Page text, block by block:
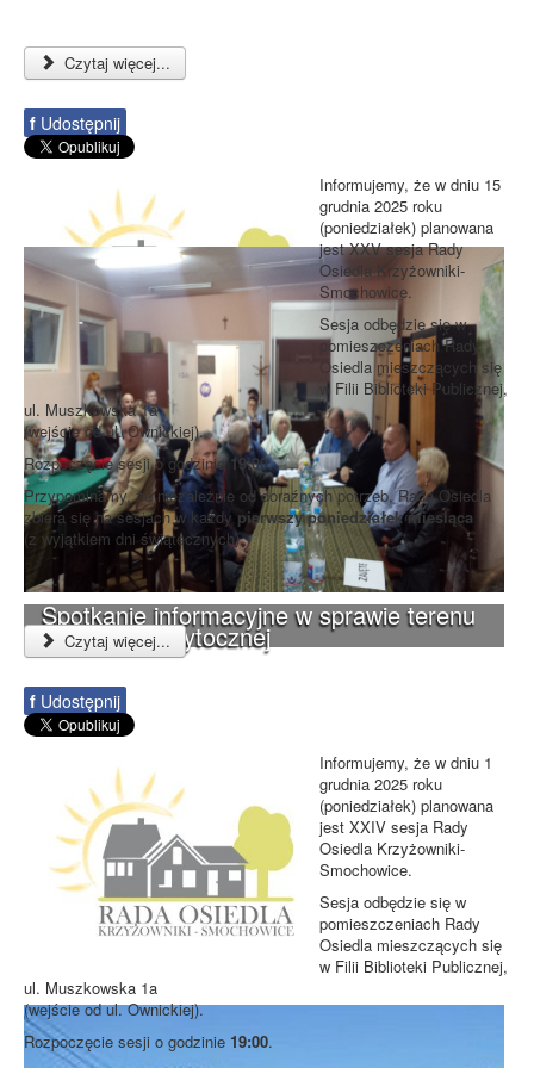
Spotkanie informacyjne w sprawie terenu
przy ulicy Przytocznej
Czytaj więcej...
f Udostępnij
Informujemy, że w dniu 15
grudnia 2025 roku
(poniedziałek) planowana
jest XXV sesja Rady
Osiedla Krzyżowniki-
Smochowice.
Sesja odbędzie się w
pomieszczeniach Rady
Osiedla mieszczących się
w Filii Biblioteki Publicznej,
ul. Muszkowska 1a
(wejście od ul. Ownickiej).
Rozpoczęcie sesji o godzinie19:00.
Przypominamy, że niezależnie od doraźnych potrzeb, Rada Osiedla
zbiera się na sesjach w każdy pierwszy poniedziałek miesiąca
(z wyjątkiem dni świątecznych).
Czytaj więcej...
f Udostępnij
Informujemy, że w dniu 1
grudnia 2025 roku
(poniedziałek) planowana
jest XXIV sesja Rady
Osiedla Krzyżowniki-
Smochowice.
Sesja odbędzie się w
pomieszczeniach Rady
Osiedla mieszczących się
w Filii Biblioteki Publicznej,
ul. Muszkowska 1a
(wejście od ul. Ownickiej).
Rozpoczęcie sesji o godzinie 19:00.